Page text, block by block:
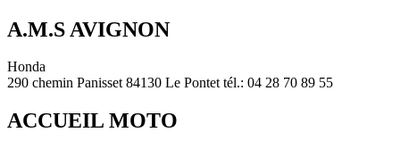
A.M.S AVIGNON
Honda
290 chemin Panisset 84130 Le Pontet tél.: 04 28 70 89 55
ACCUEIL MOTO